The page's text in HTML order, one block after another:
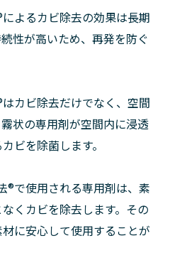
よるカビ除去の効果は長期
性が高いため、再発を防ぐ
カビ除去だけでなく、空間
状の専用剤が空間内に浸透
ビを除菌します。
®で使用される専用剤は、素
くカビを除去します。その
に安心して使用することが